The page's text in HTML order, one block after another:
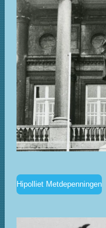
Hipolliet Metdepenningen